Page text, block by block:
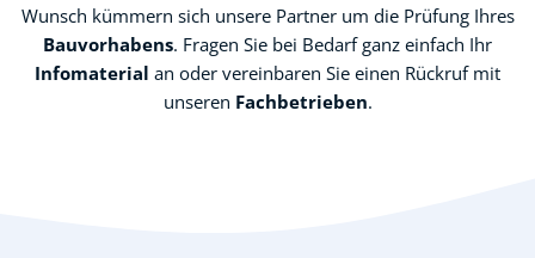
Wunsch kümmern sich unsere Partner um die Prüfung Ihres
Bauvorhabens. Fragen Sie bei Bedarf ganz einfach Ihr
Infomaterial an oder vereinbaren Sie einen Rückruf mit
unseren Fachbetrieben.